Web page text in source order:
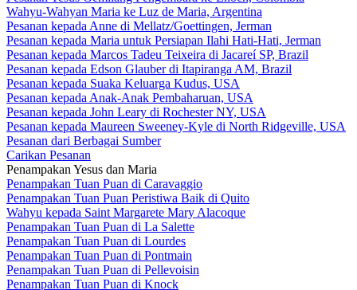
Wahyu-Wahyan Maria ke Luz de Maria, Argentina
Pesanan kepada Anne di Mellatz/Goettingen, Jerman
Pesanan kepada Maria untuk Persiapan Ilahi Hati-Hati, Jerman
Pesanan kepada Marcos Tadeu Teixeira di Jacareí SP, Brazil
Pesanan kepada Edson Glauber di Itapiranga AM, Brazil
Pesanan kepada Suaka Keluarga Kudus, USA
Pesanan kepada Anak-Anak Pembaharuan, USA
Pesanan kepada John Leary di Rochester NY, USA
Pesanan kepada Maureen Sweeney-Kyle di North Ridgeville, USA
Pesanan dari Berbagai Sumber
Carikan Pesanan
Penampakan Yesus dan Maria
Penampakan Tuan Puan di Caravaggio
Penampakan Tuan Puan Peristiwa Baik di Quito
Wahyu kepada Saint Margarete Mary Alacoque
Penampakan Tuan Puan di La Salette
Penampakan Tuan Puan di Lourdes
Penampakan Tuan Puan di Pontmain
Penampakan Tuan Puan di Pellevoisin
Penampakan Tuan Puan di Knock